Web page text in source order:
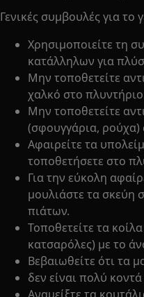
Γενικές συμβουλές για το
Χρησιμοποιείτε τη
κατάλληλων για
Μην τοποθετείτε
χαλκό στο
Μην τοποθετείτε
(σφουγγάρια, ρούχα)
Αφαιρείτε τα
τοποθετήσετε στο
Για την εύκολη
μουλιάστε τα σκεύη
πιάτων.
Τοποθετείτε τα
κατσαρόλες) με το
Βεβαιωθείτε ότι τα
δεν είναι πολύ